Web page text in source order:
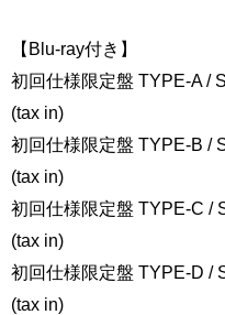
【Blu-ray付き】
初回仕様限定盤 TYPE-A /
(tax in)
初回仕様限定盤 TYPE-B /
(tax in)
初回仕様限定盤 TYPE-C /
(tax in)
初回仕様限定盤 TYPE-D /
(tax in)